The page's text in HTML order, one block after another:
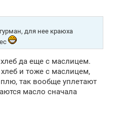
для нее краюха
да еще с маслицем.
и тоже с маслицем,
так вообще уплетают
масло сначала